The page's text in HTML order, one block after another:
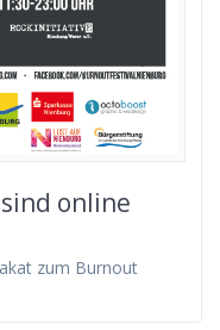
online
zum Burnout